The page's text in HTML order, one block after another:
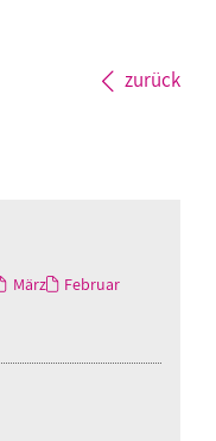
zurück
März
Februar